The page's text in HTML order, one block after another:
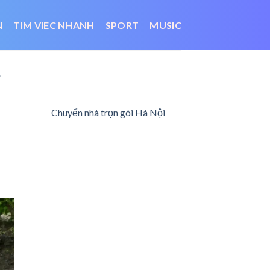
TIM VIEC NHANH SPORT MUSIC
Chuyển nhà trọn gói Hà Nội